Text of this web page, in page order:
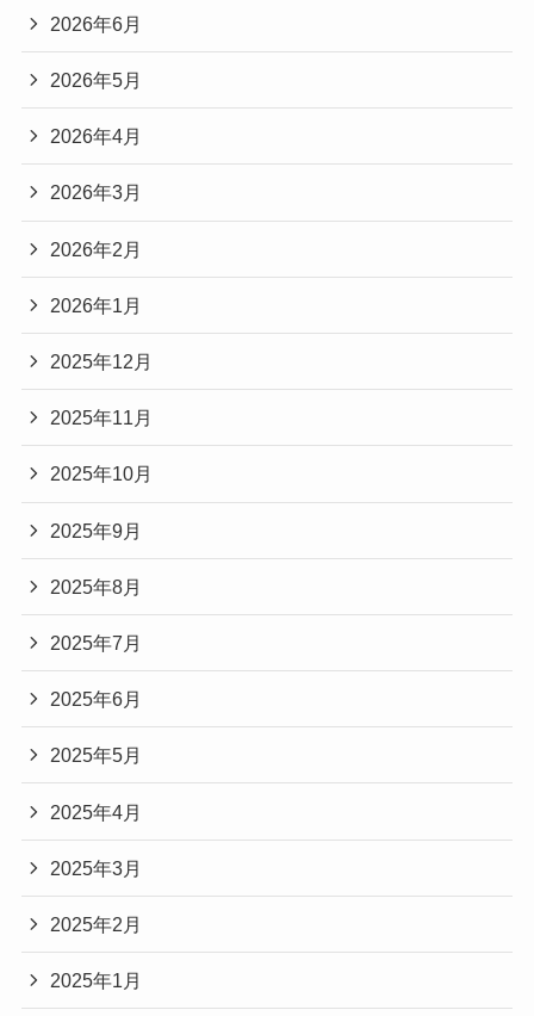
2026年6月
2026年5月
2026年4月
2026年3月
2026年2月
2026年1月
2025年12月
2025年11月
2025年10月
2025年9月
2025年8月
2025年7月
2025年6月
2025年5月
2025年4月
2025年3月
2025年2月
2025年1月